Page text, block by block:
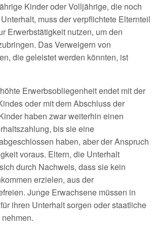
Kinder oder Volljährige, die noch
muss der verpflichtete Elternteil
Erwerbstätigkeit nutzen, um den
Das Verweigern von
die geleistet werden könnten, ist
Erwerbsobliegenheit endet mit der
oder mit dem Abschluss der
haben zwar weiterhin einen
bis sie eine
haben, aber der Anspruch
voraus. Eltern, die Unterhalt
durch Nachweis, dass sie kein
erzielen, aus der
Junge Erwachsene müssen in
ihren Unterhalt sorgen oder staatliche